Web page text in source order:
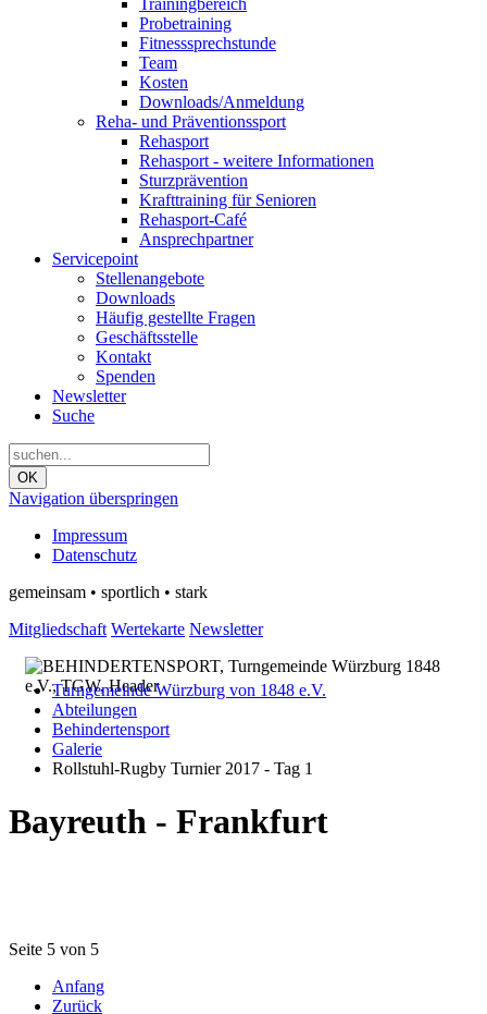
Trainingbereich
Probetraining
Fitnesssprechstunde
Team
Kosten
Downloads/Anmeldung
Reha- und Präventionssport
Rehasport
Rehasport - weitere Informationen
Sturzprävention
Krafttraining für Senioren
Rehasport-Café
Ansprechpartner
Servicepoint
Stellenangebote
Downloads
Häufig gestellte Fragen
Geschäftsstelle
Kontakt
Spenden
Newsletter
Suche
OK
Navigation überspringen
Impressum
Datenschutz
gemeinsam • sportlich • stark
Mitgliedschaft Wertekarte Newsletter
Turngemeinde Würzburg von 1848 e.V.
Abteilungen
Behindertensport
Galerie
Rollstuhl-Rugby Turnier 2017 - Tag 1
Bayreuth - Frankfurt
Seite 5 von 5
Anfang
Zurück